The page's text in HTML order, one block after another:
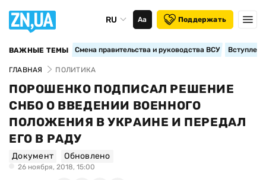
RU Аа Поддержать
ВАЖНЫЕ ТЕМЫ Смена правительства и руководства ВСУ
ГЛАВНАЯ ПОЛИТИКА
ПОРОШЕНКО ПОДПИСАЛ РЕШЕНИЕ
СНБО О ВВЕДЕНИИ ВОЕННОГО
ПОЛОЖЕНИЯ В УКРАИНЕ И ПЕРЕДАЛ
ЕГО В РАДУ
Документ Обновлено
26 ноября, 2018, 15:00